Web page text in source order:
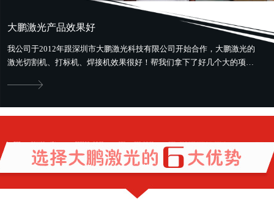
大鹏激光产品效果好
我公司于2012年跟深圳市大鹏激光科技有限公司开始合作，大鹏激光的
激光切割机、打标机、焊接机效果很好！帮我们拿下了好几个大的项